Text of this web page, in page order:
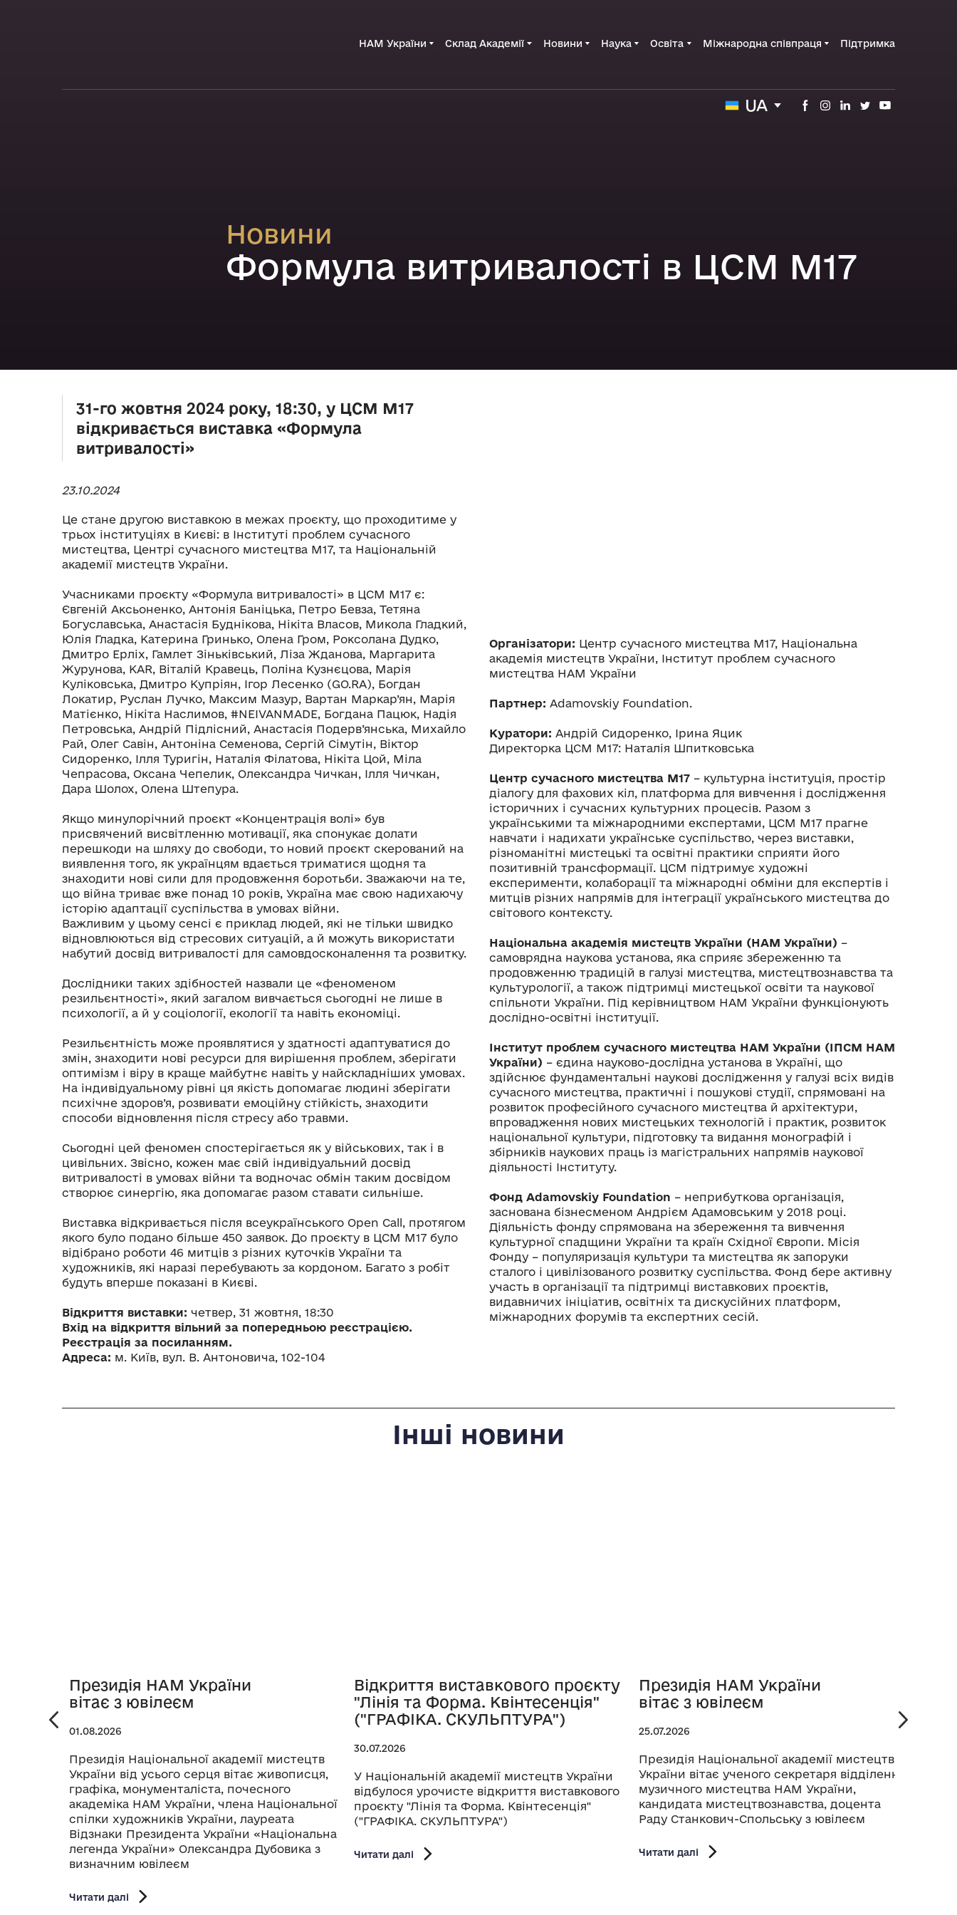
НАМ України Склад Академії Новини Наука Освіта Міжнародна співпраця Підтримка
UA
Новини
Формула витривалості в ЦСМ М17
31-го жовтня 2024 року, 18:30, у ЦСМ М17
відкривається виставка «Формула
витривалості»
23.10.2024
Це стане другою виставкою в межах проєкту, що проходитиме у
трьох інституціях в Києві: в Інституті проблем сучасного
мистецтва, Центрі сучасного мистецтва М17, та Національній
академії мистецтв України.
Учасниками проєкту «Формула витривалості» в ЦСМ М17 є:
Євгеній Аксьоненко, Антонія Баніцька, Петро Бевза, Тетяна
Богуславська, Анастасія Буднікова, Нікіта Власов, Микола Гладкий,
Юлія Гладка, Катерина Гринько, Олена Гром, Роксолана Дудко,
Дмитро Ерліх, Гамлет Зіньківський, Ліза Жданова, Маргарита
Журунова, KAR, Віталій Кравець, Поліна Кузнєцова, Марія
Куліковська, Дмитро Купріян, Ігор Лесенко (GO.RA), Богдан
Локатир, Руслан Лучко, Максим Мазур, Вартан Маркар’ян, Марія
Матієнко, Нікіта Наслимов, #NEIVANMADE, Богдана Пацюк, Надія
Петровська, Андрій Підлісний, Анастасія Подерв’янська, Михайло
Рай, Олег Савін, Антоніна Семенова, Сергій Сімутін, Віктор
Сидоренко, Ілля Туригін, Наталія Філатова, Нікіта Цой, Міла
Чепрасова, Оксана Чепелик, Олександра Чичкан, Ілля Чичкан,
Дара Шолох, Олена Штепура.
Якщо минулорічний проєкт «Концентрація волі» був
присвячений висвітленню мотивації, яка спонукає долати
перешкоди на шляху до свободи, то новий проєкт скерований на
виявлення того, як українцям вдається триматися щодня та
знаходити нові сили для продовження боротьби. Зважаючи на те,
що війна триває вже понад 10 років, Україна має свою надихаючу
історію адаптації суспільства в умовах війни.
Важливим у цьому сенсі є приклад людей, які не тільки швидко
відновлюються від стресових ситуацій, а й можуть використати
набутий досвід витривалості для самовдосконалення та розвитку.
Дослідники таких здібностей назвали це «феноменом
резильєнтності», який загалом вивчається сьогодні не лише в
психології, а й у соціології, екології та навіть економіці.
Резильєнтність може проявлятися у здатності адаптуватися до
змін, знаходити нові ресурси для вирішення проблем, зберігати
оптимізм і віру в краще майбутнє навіть у найскладніших умовах.
На індивідуальному рівні ця якість допомагає людині зберігати
психічне здоров’я, розвивати емоційну стійкість, знаходити
способи відновлення після стресу або травми.
Сьогодні цей феномен спостерігається як у військових, так і в
цивільних. Звісно, кожен має свій індивідуальний досвід
витривалості в умовах війни та водночас обмін таким досвідом
створює синергію, яка допомагає разом ставати сильніше.
Виставка відкривається після всеукраїнського Open Call, протягом
якого було подано більше 450 заявок. До проєкту в ЦСМ М17 було
відібрано роботи 46 митців з різних куточків України та
художників, які наразі перебувають за кордоном. Багато з робіт
будуть вперше показані в Києві.
Відкриття виставки: четвер, 31 жовтня, 18:30
Вхід на відкриття вільний за попередньою реєстрацією.
Реєстрація за посиланням.
Адреса: м. Київ, вул. В. Антоновича, 102-104
Організатори: Центр сучасного мистецтва M17, Національна
академія мистецтв України, Інститут проблем сучасного
мистецтва НАМ України
Партнер: Adamovskiy Foundation.
Куратори: Андрій Сидоренко, Ірина Яцик
Директорка ЦСМ М17: Наталія Шпитковська
Центр сучасного мистецтва М17 – культурна інституція, простір
діалогу для фахових кіл, платформа для вивчення і дослідження
історичних і сучасних культурних процесів. Разом з
українськими та міжнародними експертами, ЦСМ М17 прагне
навчати і надихати українське суспільство, через виставки,
різноманітні мистецькі та освітні практики сприяти його
позитивній трансформації. ЦСМ підтримує художні
експерименти, колаборації та міжнародні обміни для експертів і
митців різних напрямів для інтеграції українського мистецтва до
світового контексту.
Національна академія мистецтв України (НАМ України) –
самоврядна наукова установа, яка сприяє збереженню та
продовженню традицій в галузі мистецтва, мистецтвознавства та
культурології, а також підтримці мистецької освіти та наукової
спільноти України. Під керівництвом НАМ України функціонують
дослідно-освітні інституції.
Інститут проблем сучасного мистецтва НАМ України (ІПСМ НАМ
України) – єдина науково-дослідна установа в Україні, що
здійснює фундаментальні наукові дослідження у галузі всіх видів
сучасного мистецтва, практичні і пошукові студії, спрямовані на
розвиток професійного сучасного мистецтва й архітектури,
впровадження нових мистецьких технологій і практик, розвиток
національної культури, підготовку та видання монографій і
збірників наукових праць із магістральних напрямів наукової
діяльності Інституту.
Фонд Adamovskiy Foundation – неприбуткова організація,
заснована бізнесменом Андрієм Адамовським у 2018 році.
Діяльність фонду спрямована на збереження та вивчення
культурної спадщини України та країн Східної Європи. Місія
Фонду – популяризація культури та мистецтва як запоруки
сталого і цивілізованого розвитку суспільства. Фонд бере активну
участь в організації та підтримці виставкових проєктів,
видавничих ініціатив, освітніх та дискусійних платформ,
міжнародних форумів та експертних сесій.
Інші новини
Президія НАМ України
вітає з ювілеєм
01.08.2026
Президія Національної академії мистецтв
України від усього серця вітає живописця,
графіка, монументаліста, почесного
академіка НАМ України, члена Національної
спілки художників України, лауреата
Відзнаки Президента України «Національна
легенда України» Олександра Дубовика з
визначним ювілеєм
Читати далі
Відкриття виставкового проєкту
"Лінія та Форма. Квінтесенція"
("ГРАФІКА. СКУЛЬПТУРА")
30.07.2026
У Національній академії мистецтв України
відбулося урочисте відкриття виставкового
проєкту "Лінія та Форма. Квінтесенція"
("ГРАФІКА. СКУЛЬПТУРА")
Читати далі
Президія НАМ України
вітає з ювілеєм
25.07.2026
Президія Національної академії мистецтв
України вітає ученого секретаря відділення
музичного мистецтва НАМ України,
кандидата мистецтвознавства, доцента
Раду Станкович-Спольську з ювілеєм
Читати далі